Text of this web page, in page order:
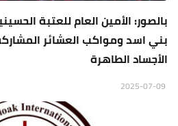
بالصور: الأمين العام للعتبة
بني اسد ومواكب العشائر
الأجساد الطاهرة